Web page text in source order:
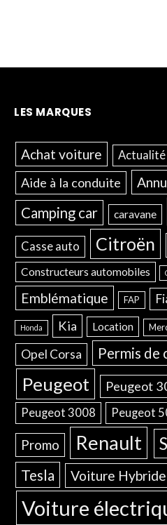
LES MARQUES
Achat voiture
Aide à la conduite
Camping car caravane
Casse auto Citroën
Constructeurs automobiles
Emblématique FAP
Honda Kia Location
Opel Corsa Permis de
Peugeot Peugeot
Peugeot 3008 Peugeot
Promo Renault
Tesla Voiture Hybride
Voiture